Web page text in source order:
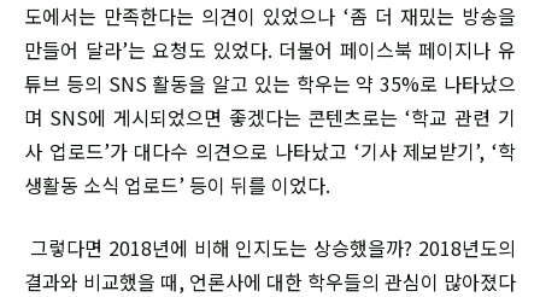
도에서는 만족한다는 의견이 있었으나 ‘좀 더 재밌는 방송을
만들어 달라’는 요청도 있었다. 더불어 페이스북 페이지나 유
튜브 등의 SNS 활동을 알고 있는 학우는 약 35%로 나타났으
며 SNS에 게시되었으면 좋겠다는 콘텐츠로는 ‘학교 관련 기
사 업로드’가 대다수 의견으로 나타났고 ‘기사 제보받기’, ‘학
생활동 소식 업로드’ 등이 뒤를 이었다.
그렇다면 2018년에 비해 인지도는 상승했을까? 2018년도의
결과와 비교했을 때, 언론사에 대한 학우들의 관심이 많아졌다